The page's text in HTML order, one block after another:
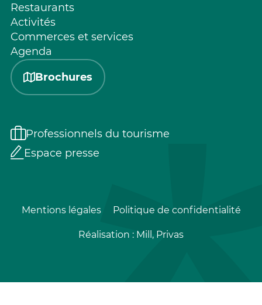
Restaurants
Activités
Commerces et services
Agenda
Brochures
Professionnels du tourisme
Espace presse
Mentions légales Politique de confidentialité
Réalisation : Mill, Privas